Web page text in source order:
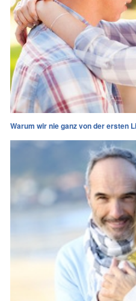
Warum wir nie ganz von der ersten